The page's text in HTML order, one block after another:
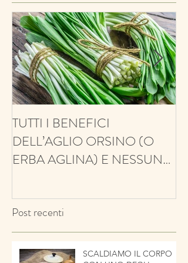
TUTTI I BENEFICI
DELL’AGLIO ORSINO (O
ERBA AGLINA) E NESSUN
Post recenti
SCALDIAMO IL CORPO